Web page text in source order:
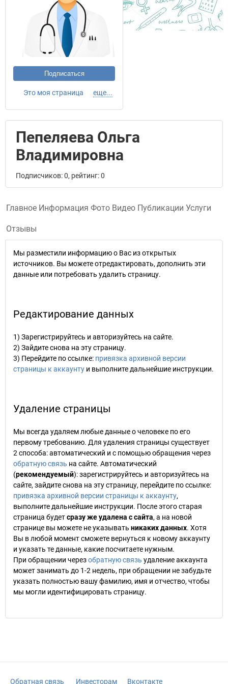
Подписаться
Это моя страница еще...
Пепеляева Ольга
Владимировна
Подписчиков: 0, рейтинг: 0
Главное Информация Фото Видео Публикации Услуги
Отзывы
Мы разместили информацию о Вас из открытых
источников. Вы можете отредактировать, дополнить эти
данные или потребовать удалить страницу.
Редактирование данных
1) Зарегистрируйтесь и авторизуйтесь на сайте.
2) Зайдите снова на эту страницу.
3) Перейдите по ссылке: привязка архивной версии
страницы к аккаунту и выполните дальнейшие инструкции.
Удаление страницы
Мы всегда удаляем любые данные о человеке по его
первому требованию. Для удаления страницы существует
2 способа: автоматический и с помощью обращения через
обратную связь на сайте. Автоматический
(рекомендуемый): зарегистрируйтесь и авторизуйтесь на
сайте, зайдите снова на эту страницу, перейдите по ссылке:
привязка архивной версии страницы к аккаунту,
выполните дальнейшие инструкции. После этого старая
страница будетсразу же удалена с сайта, а на новой
странице вы можете не указывать никаких данных. Хотя
Вы в любой момент сможете вернуться к новому аккаунту
и указать те данные, какие посчитаете нужным.
При обращении черезобратную связь удаление аккаунта
может занимать до 1-2 недель, при обращении не забудьте
указать полностью вашу фамилию, имя и отчество, чтобы
мы могли идентифицировать страницу.
Обратная связь Инвесторам Вконтакте